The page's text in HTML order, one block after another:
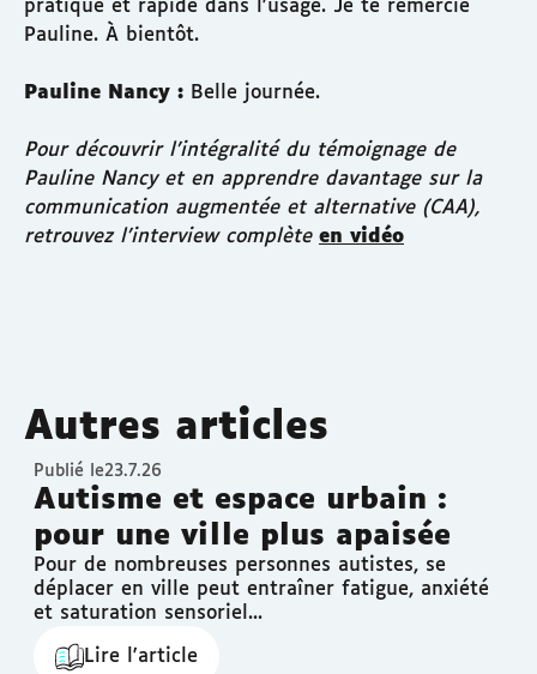
pratique et rapide dans l'usage. Je te remercie
Pauline. À bientôt.
Pauline Nancy : Belle journée.
Pour découvrir l’intégralité du témoignage de
Pauline Nancy et en apprendre davantage sur la
communication augmentée et alternative (CAA),
retrouvez l’interview complète en vidéo
Autres articles
Publié le23.7.26
Autisme et espace urbain :
pour une ville plus apaisée
Pour de nombreuses personnes autistes, se
déplacer en ville peut entraîner fatigue, anxiété
et saturation sensoriel...
Lire l'article